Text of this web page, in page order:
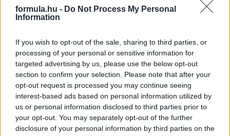
formula.hu - Do Not Process My Personal
Information
If you wish to opt-out of the sale, sharing to third parties, or
processing of your personal or sensitive information for
targeted advertising by us, please use the below opt-out
section to confirm your selection. Please note that after your
opt-out request is processed you may continue seeing
interest-based ads based on personal information utilized by
us or personal information disclosed to third parties prior to
your opt-out. You may separately opt-out of the further
disclosure of your personal information by third parties on the
Lassuló fejlesztési ütemre számít a Red Bull
között. A szezon első felében láthattunk is több nagy fejlesztési
csomagot az istállók többségénél, ezek pedig rendszerint
valóban előrelépést is jelentettek (talán a Haas és a Williams
jelentik a kivételt). A Red Bullnál is működött például a
Miamiban és a Spielbergben bevetett csomag, ám Laurent
Mekies csapatfőnök szerint az évad hátralévő részében már
lassulni fog a fejlesztési ütemük, részben azért, mert a
költségeket meg kell osztani a 2027-es autó munkálatai között